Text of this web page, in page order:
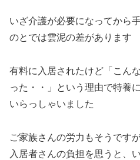
いざ介護が必要になってから
のとでは雲泥の差があります
有料に入居されたけど「こん
った・・」という理由で特養
いらっしゃいました
ご家族さんの労力もそうです
入居者さんの負担を思うと、